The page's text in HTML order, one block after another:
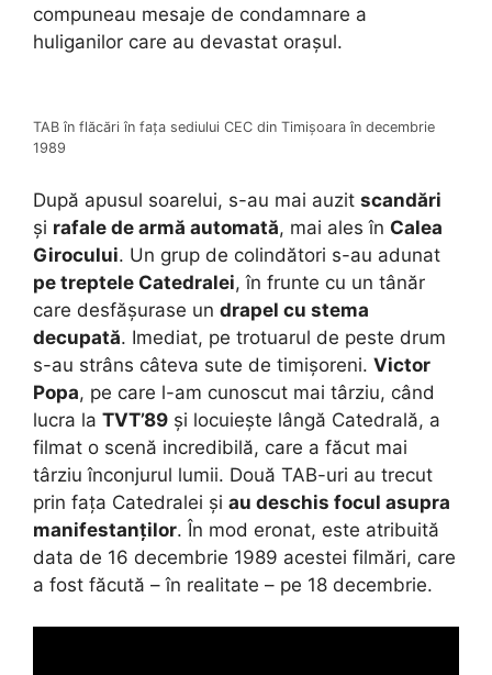
compuneau mesaje de condamnare a
huliganilor care au devastat orașul.
TAB în flăcări în fața sediului CEC din Timișoara în decembrie
1989
După apusul soarelui, s-au mai auzit scandări
și rafale de armă automată, mai ales în Calea
Girocului. Un grup de colindători s-au adunat
pe treptele Catedralei, în frunte cu un tânăr
care desfășurase un drapel cu stema
decupată. Imediat, pe trotuarul de peste drum
s-au strâns câteva sute de timișoreni. Victor
Popa, pe care l-am cunoscut mai târziu, când
lucra la TVT’89 și locuiește lângă Catedrală, a
filmat o scenă incredibilă, care a făcut mai
târziu înconjurul lumii. Două TAB-uri au trecut
prin fața Catedralei și au deschis focul asupra
manifestanților. În mod eronat, este atribuită
data de 16 decembrie 1989 acestei filmări, care
a fost făcută – în realitate – pe 18 decembrie.